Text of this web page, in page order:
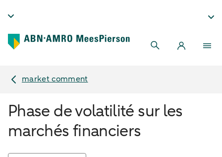
market comment
Phase de volatilité sur les
marchés financiers